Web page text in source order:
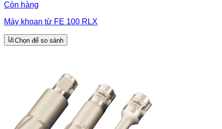
Còn hàng
Máy khoan từ FE 100 RLX
Chọn để so sánh